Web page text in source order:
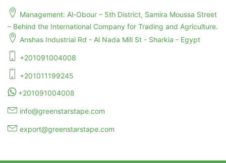
Management: Al-Obour – 5th District, Samira Moussa Street
– Behind the International Company for Trading and Agriculture.
Anshas Industrial Rd - Al Nada Mill St - Sharkia - Egypt
+201091004008
+201011199245
+201091004008
info@greenstarstape.com
export@greenstarstape.com